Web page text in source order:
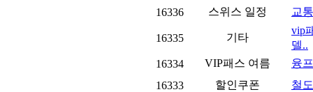
16336 스위스 일정 교
16335 기타
vip
델..
16334
VIP패스 여름
융
16333
할인쿠폰 철